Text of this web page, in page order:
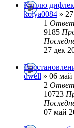
Куплю
kolya0084 »
1
9185
27 дек
dwell » 06 май
2
10723
07 май